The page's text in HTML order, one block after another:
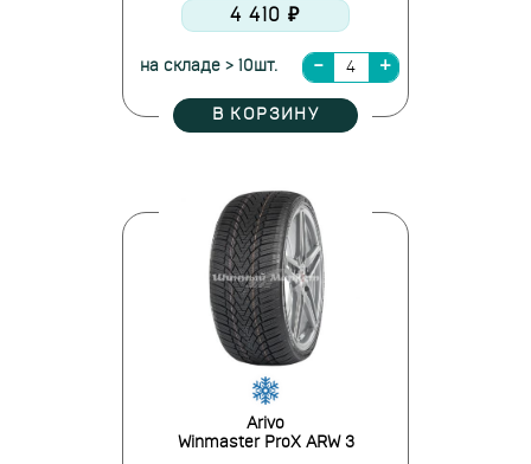
4 410 ₽
на складе > 10шт.
В КОРЗИНУ
Arivo
Winmaster ProX ARW 3